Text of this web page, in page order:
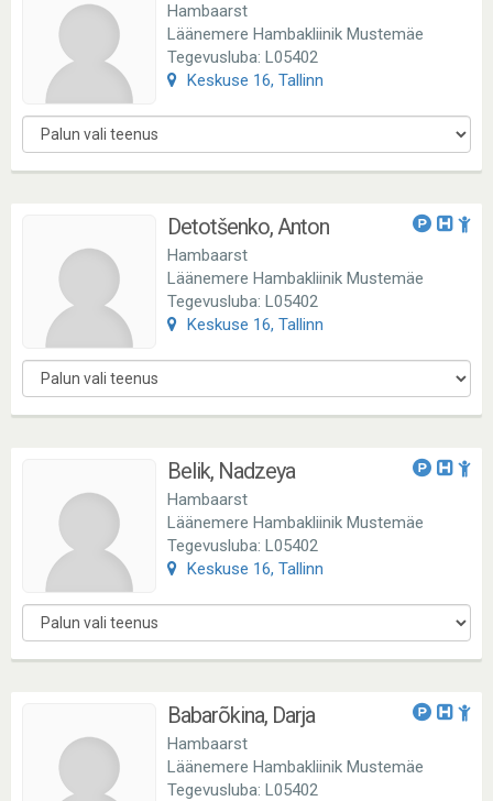
Hambaarst
Läänemere Hambakliinik Mustemäe
Tegevusluba: L05402
Keskuse 16, Tallinn
Detotšenko, Anton
Hambaarst
Läänemere Hambakliinik Mustemäe
Tegevusluba: L05402
Keskuse 16, Tallinn
Belik, Nadzeya
Hambaarst
Läänemere Hambakliinik Mustemäe
Tegevusluba: L05402
Keskuse 16, Tallinn
Babarõkina, Darja
Hambaarst
Läänemere Hambakliinik Mustemäe
Tegevusluba: L05402